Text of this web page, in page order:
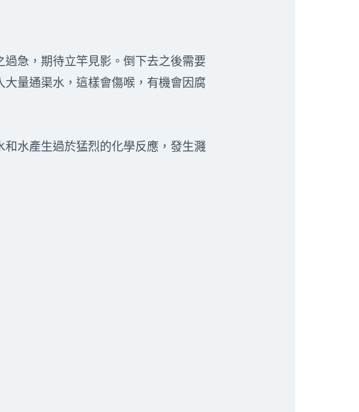
急，期待立竿見影。倒下去之後需要
量通渠水，這樣會傷喉，有機會因腐
水產生過於猛烈的化學反應，發生濺